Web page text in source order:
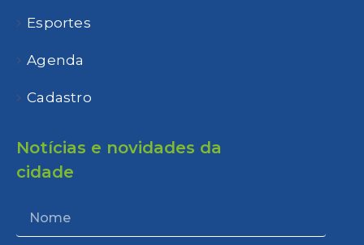
Esportes
Agenda
Cadastro
Notícias e novidades da
cidade